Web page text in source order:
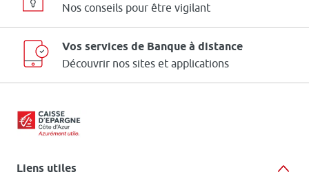
Nos conseils pour être vigilant
Vos services de Banque à distance
Découvrir nos sites et applications
Liens utiles